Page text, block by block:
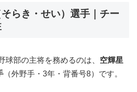
らき・せい）選手｜チー
球部の主将を務めるのは、 空輝星
（外野手・3年・背番号8）です。